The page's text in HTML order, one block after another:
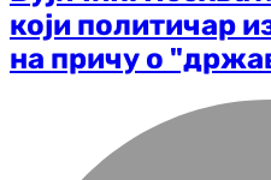
који политичар
на причу о